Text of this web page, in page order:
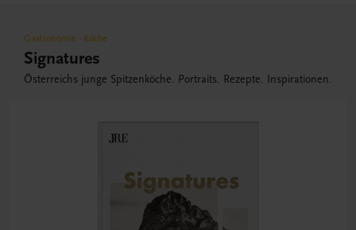
Gastronomie - Küche
Signatures
Österreichs junge Spitzenköche. Portraits. Rezepte. Inspirationen.